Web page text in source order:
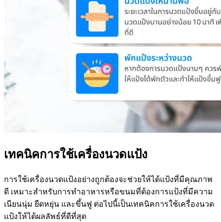
เทคนิคการใช้เครื่องนวดแป้ง
การใช้เครื่องนวดแป้งอย่างถูกต้องจะช่วยให้ได้แป้งที่มีคุณภาพ
ดี เหมาะสำหรับการทำอาหารหรือขนมที่ต้องการแป้งที่มีความ
เนียนนุ่ม ยืดหยุ่น และขึ้นฟู ต่อไปนี้เป็นเทคนิคการใช้เครื่องนวด
แป้งให้ได้ผลลัพธ์ที่ดีที่สุด